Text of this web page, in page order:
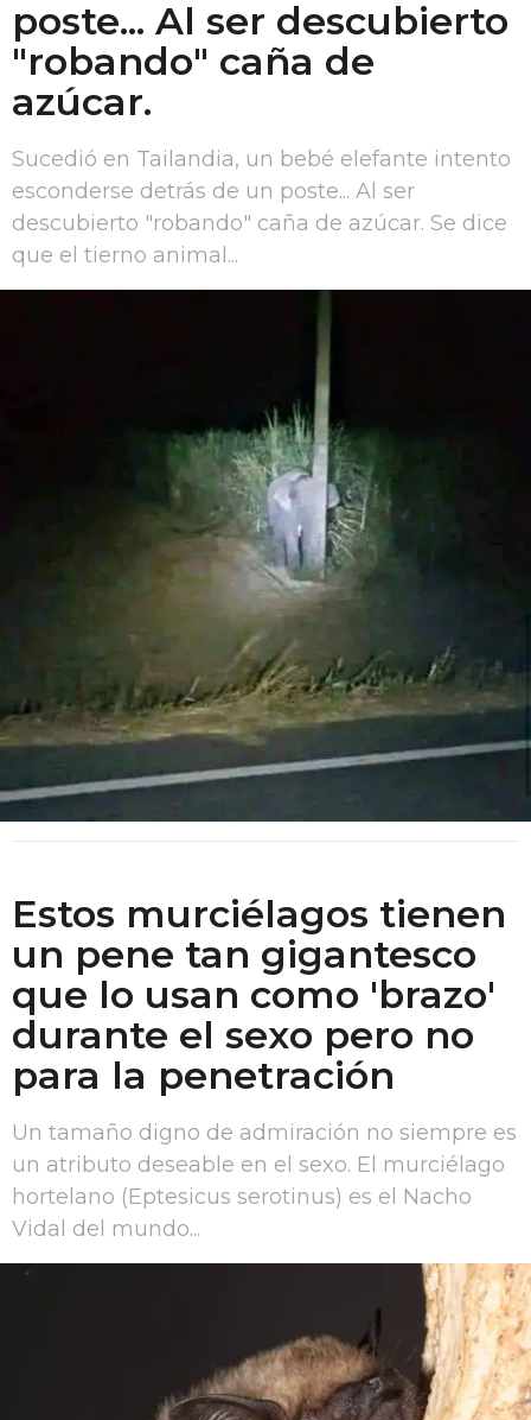
poste... Al ser descubierto
"robando" caña de
azúcar.
Sucedió en Tailandia, un bebé elefante intento
esconderse detrás de un poste... Al ser
descubierto "robando" caña de azúcar. Se dice
que el tierno animal...
Estos murciélagos tienen
un pene tan gigantesco
que lo usan como 'brazo'
durante el sexo pero no
para la penetración
Un tamaño digno de admiración no siempre es
un atributo deseable en el sexo. El murciélago
hortelano (Eptesicus serotinus) es el Nacho
Vidal del mundo...